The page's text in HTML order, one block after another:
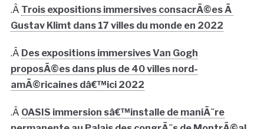
.Â Trois expositions immersives consacrÃ©es Ã
Gustav Klimt dans 17 villes du monde en 2022
.Â Des expositions immersives Van Gogh
proposÃ©es dans plus de 40 villes nord-
amÃ©ricaines dâ€™ici 2022
.Â OASIS immersion sâ€™installe de maniÃ¨re